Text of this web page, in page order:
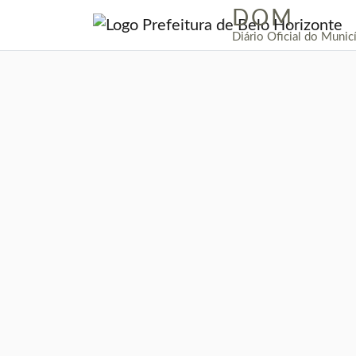
| DOM
Diário Oficial do